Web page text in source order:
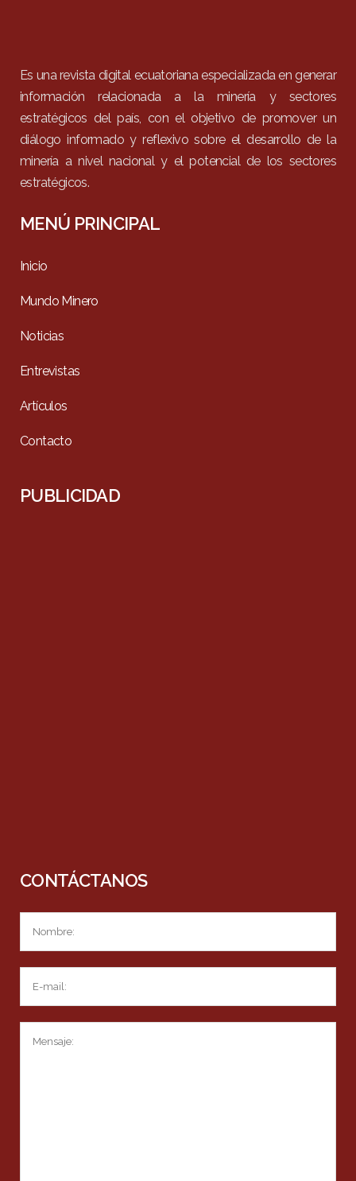
Es una revista digital ecuatoriana especializada en generar
información relacionada a la minería y sectores
estratégicos del país, con el objetivo de promover un
diálogo informado y reflexivo sobre el desarrollo de la
minería a nivel nacional y el potencial de los sectores
estratégicos.
MENÚ PRINCIPAL
Inicio
Mundo Minero
Noticias
Entrevistas
Artículos
Contacto
PUBLICIDAD
CONTÁCTANOS